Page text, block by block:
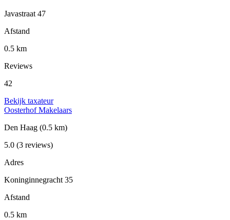
Javastraat 47
Afstand
0.5 km
Reviews
42
Bekijk taxateur
Oosterhof Makelaars
Den Haag (0.5 km)
5.0 (3 reviews)
Adres
Koninginnegracht 35
Afstand
0.5 km